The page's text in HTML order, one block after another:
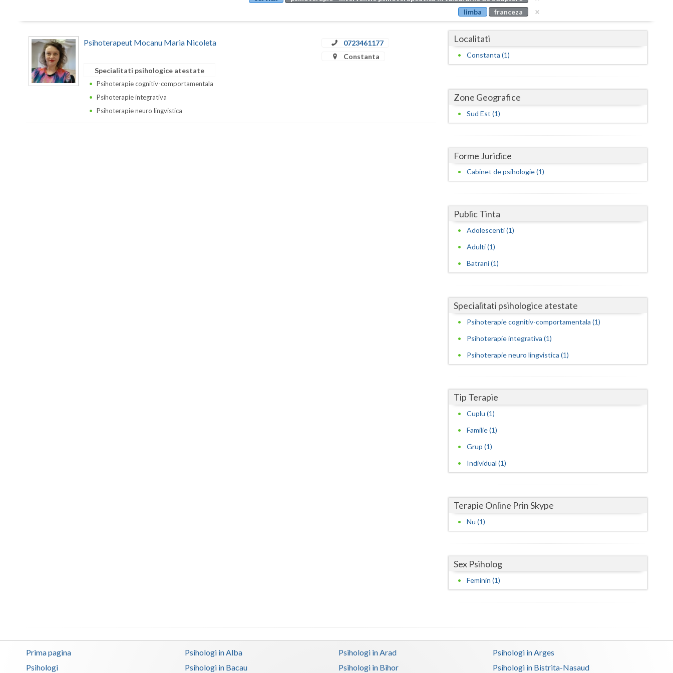
Buzau
Cluj
Covasna
Dambovita
Dolj
Galati
Gorj
Ilfov
Maramures
Mures
Olt
Suceava
limba
franceza
Psihoterapeut Mocanu Maria Nicoleta
0723461177
Constanta
Specialitati psihologice atestate
Psihoterapie cognitiv-comportamentala
Psihoterapie integrativa
Psihoterapie neuro lingvistica
Localitati
Constanta (1)
Zone Geografice
Sud Est (1)
Forme Juridice
Cabinet de psihologie (1)
Public Tinta
Adolescenti (1)
Adulti (1)
Batrani (1)
Specialitati psihologice atestate
Psihoterapie cognitiv-comportamentala (1)
Psihoterapie integrativa (1)
Psihoterapie neuro lingvistica (1)
Tip Terapie
Cuplu (1)
Familie (1)
Grup (1)
Individual (1)
Terapie Online Prin Skype
Nu (1)
Sex Psiholog
Feminin (1)
Prima pagina
Psihologi
Psihologi in Alba Psihologi in Arad
Psihologi in Arges
Psihologi in Bacau
Psihologi in Bihor Psihologi in Bistrita-Nasaud